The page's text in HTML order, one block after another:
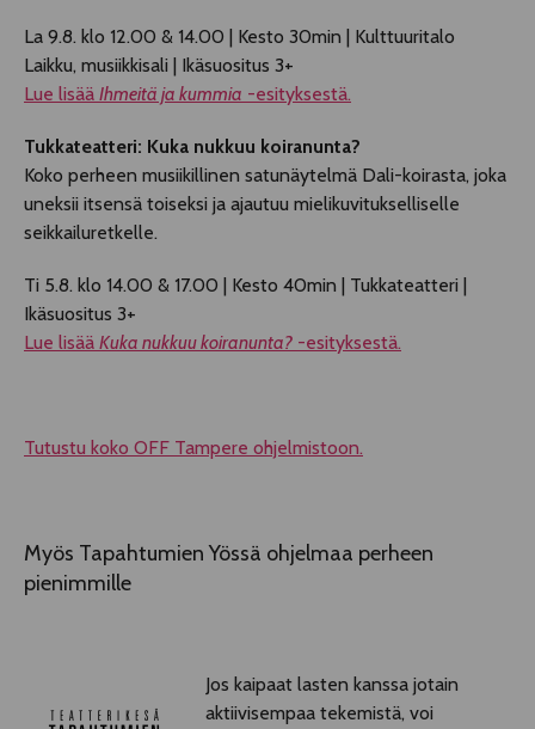
La 9.8. klo 12.00 & 14.00 | Kesto 30min | Kulttuuritalo
Laikku, musiikkisali | Ikäsuositus 3+
Lue lisää Ihmeitä ja kummia -esityksestä.
Tukkateatteri: Kuka nukkuu koiranunta?
Koko perheen musiikillinen satunäytelmä Dali-koirasta, joka
uneksii itsensä toiseksi ja ajautuu mielikuvitukselliselle
seikkailuretkelle.
Ti 5.8. klo 14.00 & 17.00 | Kesto 40min | Tukkateatteri |
Ikäsuositus 3+
Lue lisää Kuka nukkuu koiranunta? -esityksestä.
Tutustu koko OFF Tampere ohjelmistoon.
Myös Tapahtumien Yössä ohjelmaa perheen
pienimmille
Jos kaipaat lasten kanssa jotain
aktiivisempaa tekemistä, voi